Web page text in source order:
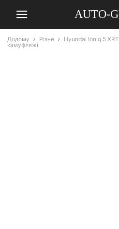
AUTO-
Додому Різне
Hyundai Ioniq 5
камуфляжі